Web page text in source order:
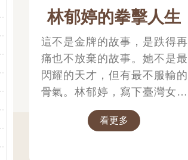
林郁婷的拳擊人生
這不是金牌的故事，是跌得再
痛也不放棄的故事。她不是最
閃耀的天才，但有最不服輸的
骨氣。林郁婷，寫下臺灣女子
拳擊史的新篇章。
看更多